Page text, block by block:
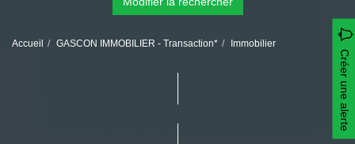
Accueil GASCON IMMOBILIER - Transaction* Immobilier
Créer une alerte